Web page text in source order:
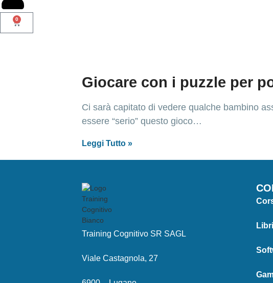
0
Giocare con i puzzle per
Ci sarà capitato di vedere qualche bambino
essere “serio” questo gioco…
Leggi Tutto »
Training Cognitivo SR SAGL
Viale Castagnola, 27